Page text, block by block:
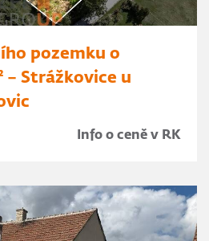
pozemku o
– Strážkovice u
Info o ceně v RK